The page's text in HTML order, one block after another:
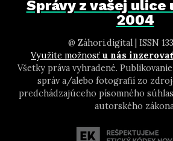
Správy z vašej ulice
2004
@ Záhori.digital | ISSN
Využite možnosť u nás inzerovať
Všetky práva vyhradené.
správ a/alebo fotografií zo
predchádzajúceho písomného
autorského